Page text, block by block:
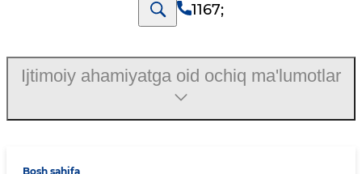
1167;
Bosh sahifa
Ijtimoiy ahamiyatga oid ochiq ma'lumotlar